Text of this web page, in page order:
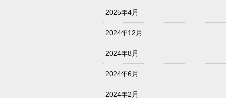
2025年4月
2024年12月
2024年8月
2024年6月
2024年2月